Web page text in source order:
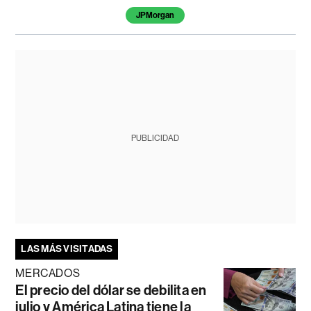
JPMorgan
PUBLICIDAD
LAS MÁS VISITADAS
MERCADOS
El precio del dólar se debilita en
julio y América Latina tiene la